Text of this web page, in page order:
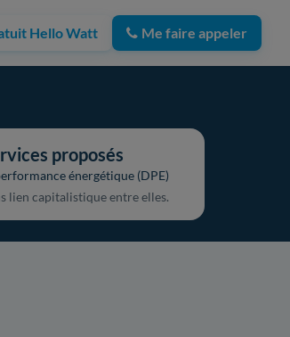
Hello Watt Me faire appeler
proposés
énergétique (DPE)
lien capitalistique entre elles.